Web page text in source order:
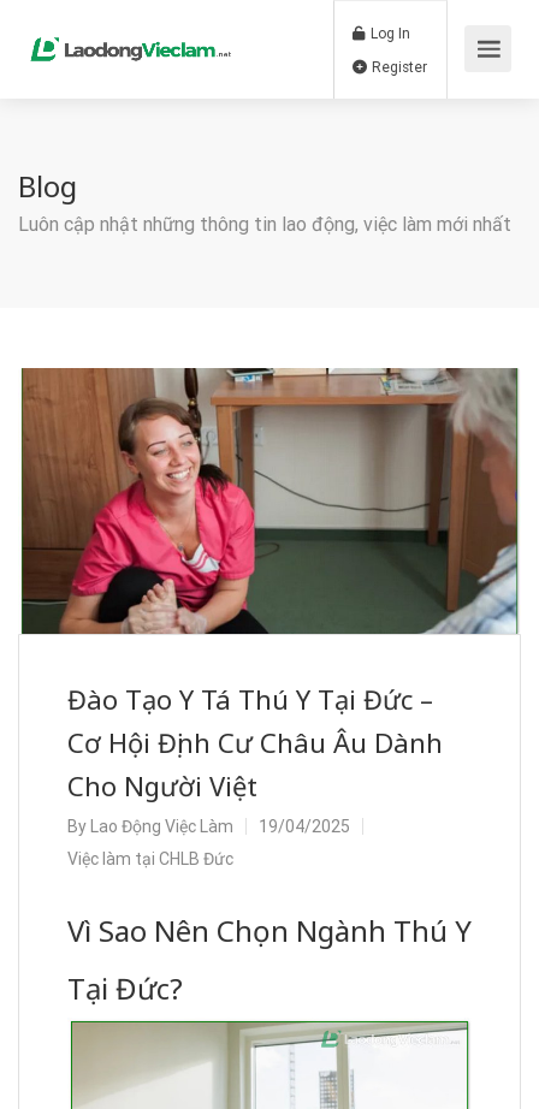
Log In
Blog
Luôn cập nhật những thông tin lao động, việc làm mới nhất
Đào Tạo Y Tá Thú Y Tại Đức –
Cơ Hội Định Cư Châu Âu Dành
Cho Người Việt
By Lao Động Việc Làm
19/04/2025
Việc làm tại CHLB Đức
Vì Sao Nên Chọn Ngành Thú Y
Tại Đức?